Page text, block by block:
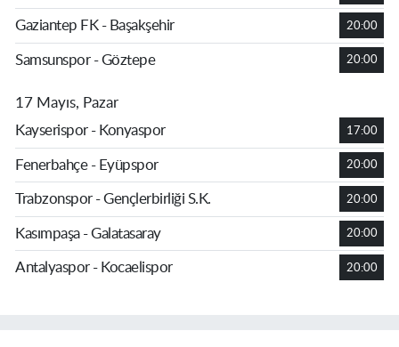
Gaziantep FK - Başakşehir 20:00
Samsunspor - Göztepe 20:00
17 Mayıs, Pazar
Kayserispor - Konyaspor
17:00
Fenerbahçe - Eyüpspor 20:00
Trabzonspor - Gençlerbirliği S.K. 20:00
Kasımpaşa - Galatasaray 20:00
Antalyaspor - Kocaelispor 20:00